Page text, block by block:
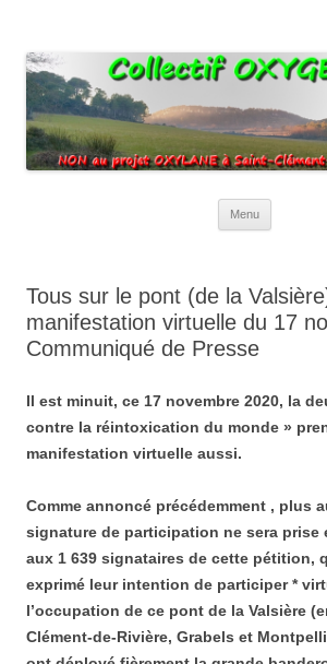
agricoles.
Menu
Tous sur le pont (de la
manifestation virtuelle du 17
Communiqué de Presse
Il est minuit, ce 17 novembre 2020, la
contre la réintoxication du monde »
manifestation virtuelle aussi.
Comme annoncé précédemment , plus
signature de participation ne sera prise
aux 1 639 signataires de cette pétition,
exprimé leur intention de participer *
l’occupation de ce pont de la Valsière
Clément-de-Rivière, Grabels et